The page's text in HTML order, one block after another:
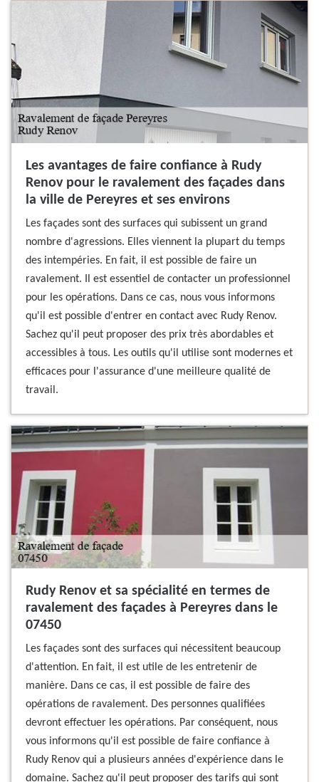
Les avantages de faire confiance à Rudy
Renov pour le ravalement des façades dans
la ville de Pereyres et ses environs
Les façades sont des surfaces qui subissent un grand
nombre d'agressions. Elles viennent la plupart du temps
des intempéries. En fait, il est possible de faire un
ravalement. Il est essentiel de contacter un professionnel
pour les opérations. Dans ce cas, nous vous informons
qu'il est possible d'entrer en contact avec Rudy Renov.
Sachez qu'il peut proposer des prix très abordables et
accessibles à tous. Les outils qu'il utilise sont modernes et
efficaces pour l'assurance d'une meilleure qualité de
travail.
Rudy Renov et sa spécialité en termes de
ravalement des façades à Pereyres dans le
07450
Les façades sont des surfaces qui nécessitent beaucoup
d'attention. En fait, il est utile de les entretenir de
manière. Dans ce cas, il est possible de faire des
opérations de ravalement. Des personnes qualifiées
devront effectuer les opérations. Par conséquent, nous
vous informons qu'il est possible de faire confiance à
Rudy Renov qui a plusieurs années d'expérience dans le
domaine. Sachez qu'il peut proposer des tarifs qui sont